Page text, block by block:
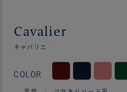
Cavalier
キャバリエ
COLOR